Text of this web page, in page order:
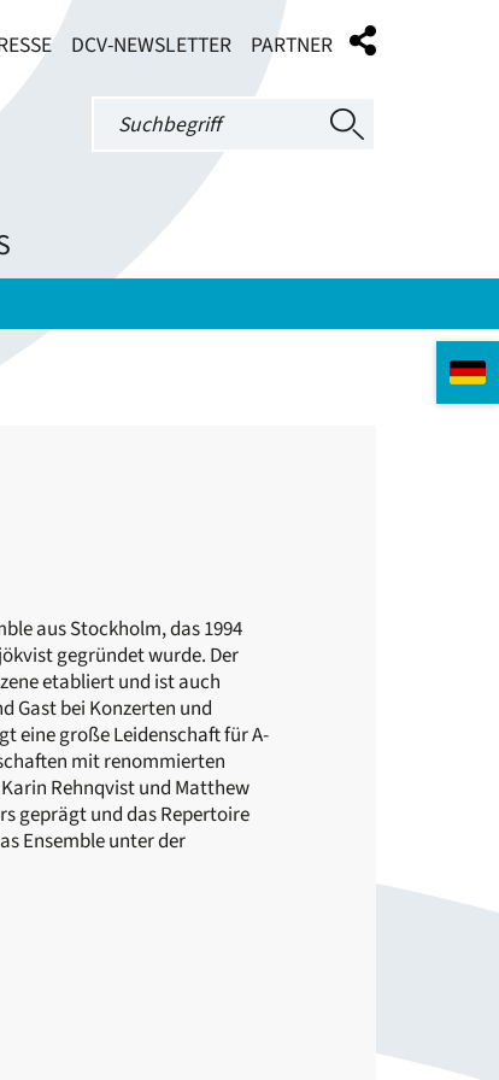
DCV-NEWSLETTER PARTNER
aus Stockholm, das 1994
gegründet wurde. Der
etabliert und ist auch
Gast bei Konzerten und
eine große Leidenschaft für A-
mit renommierten
Rehnqvist und Matthew
geprägt und das Repertoire
Ensemble unter der